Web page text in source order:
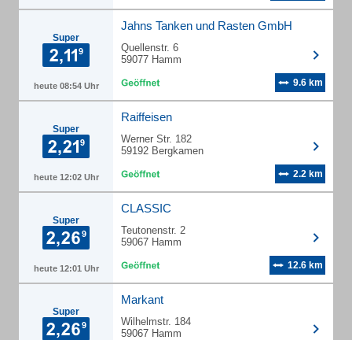
Super
heute 08:54 Uhr
Jahns Tanken und Rasten GmbH
Quellenstr. 6
59077 Hamm
9.6 km
Super
heute 12:02 Uhr
Raiffeisen
Werner Str. 182
59192 Bergkamen
2.2 km
Super
heute 12:01 Uhr
CLASSIC
Teutonenstr. 2
59067 Hamm
12.6 km
Super
Markant
Wilhelmstr. 184
59067 Hamm